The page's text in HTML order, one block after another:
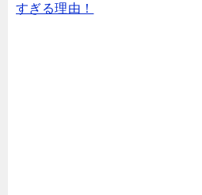
すぎる理由！